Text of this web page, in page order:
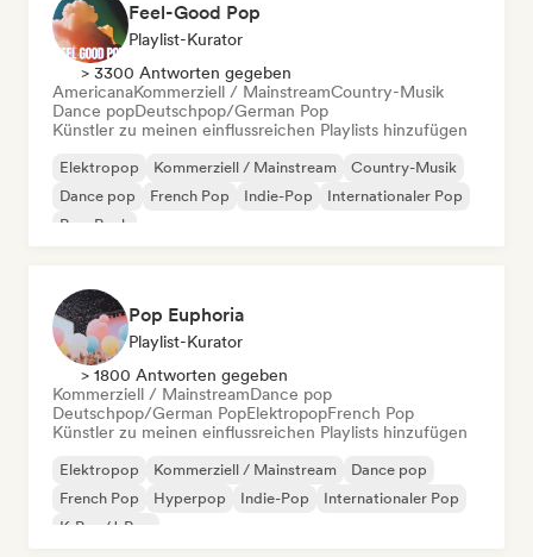
Feel-Good Pop
Playlist-Kurator
> 3300 Antworten gegeben
AmericanaKommerziell / MainstreamCountry-Musik
Dance popDeutschpop/German Pop
Künstler zu meinen einflussreichen Playlists hinzufügen
Elektropop Kommerziell / Mainstream
Country-Musik
Dance pop
French Pop Indie-Pop
Internationaler Pop
Pop-Rock
Pop Euphoria
Playlist-Kurator
> 1800 Antworten gegeben
Kommerziell / MainstreamDance pop
Deutschpop/German PopElektropopFrench Pop
Künstler zu meinen einflussreichen Playlists hinzufügen
Elektropop Kommerziell / Mainstream
Dance pop
French Pop
Hyperpop Indie-Pop
Internationaler Pop
K-Pop/J-Pop